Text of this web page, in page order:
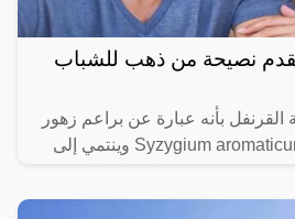
نصيحة من ذهب للشباب
بأنه عبارة عن براعم زهور
مجففة من شجرة “Syzygium aromaticum وينتمي إلى